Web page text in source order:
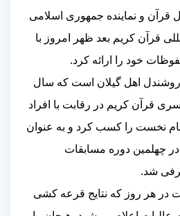
قرآن و نماینده جمهوری اسلامی
قرآن کریم بعد ظهر امروز با
خود را ارائه کرد.
اهل گیلان است که سال
قرآن کریم در رقابت با افراد
مقام نخست را کسب کرد و به عنوان
چهلمین دوره مسابقات
شد.
در هر روز که نتایج قرعه کشی